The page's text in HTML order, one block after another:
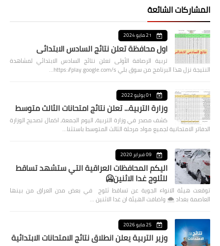
المشاركات الشائعة
21 مايو 2024
اول محافظة تعلن نتائج السادس الابتدائي
تربية الرصافة الأولى تعلن نتائج السادس الابتدائي لمشاهدة
النتيجة نزل هذا البرنامج من سوق بلي https://play.google.com/s…
01 يوليو 2022
وزارة التربية... تعلن نتائج امتحانات الثالث متوسط
كشف مصدر في وزارة التربية، اليوم الجمعة، اكمال تصحيح الوزارة
الدفاتر الامتحانية لجميع مواد مرحلة الثالث المتوسط باستثنا…
09 فبراير 2020
اليكم المحافظات العراقية التي ستشهد تساقط
للثلوج غدا الاثنين🥶
توقعت هيئة الانواء الجوية عن تساقط ثلوج في بعض مدن العراق من بينها
العاصمة بغداد ⁦🌨️⁩ واضافت الهيئة ان غدا الاثنين …
25 مايو 2026
وزير التربية يعلن انطلاق نتائج الامتحانات الابتدائية